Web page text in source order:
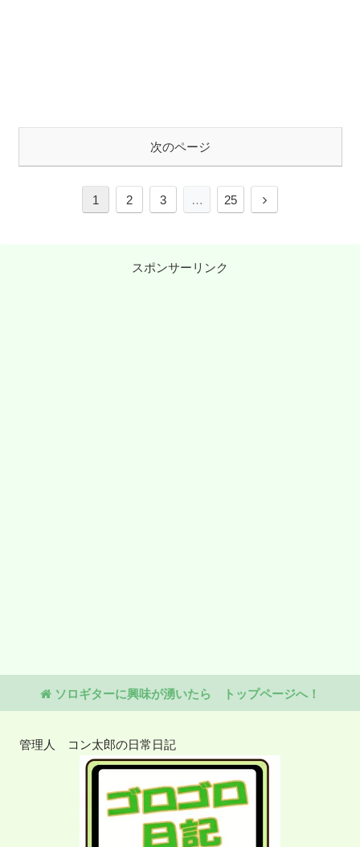
次のページ
1 2 3 … 25
次
スポンサーリンク
ソロギターに興味が湧いたら トップページへ！
管理人 コン太郎の日常日記